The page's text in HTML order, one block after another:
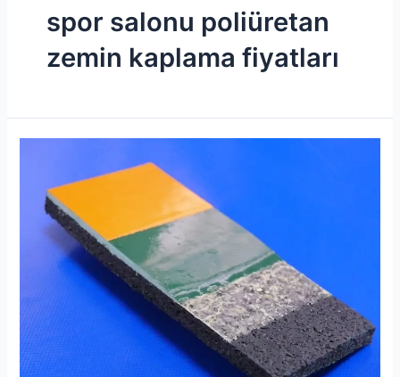
spor salonu poliüretan
zemin kaplama fiyatları
Kaplama